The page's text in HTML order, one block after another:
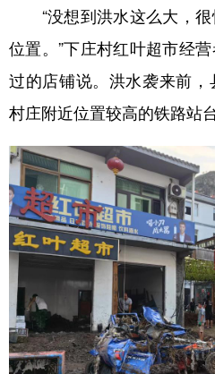
“没想到洪水这么大，很
位置。”下庄村红叶超市经
过的店铺说。洪水袭来前
村庄附近位置较高的铁路站